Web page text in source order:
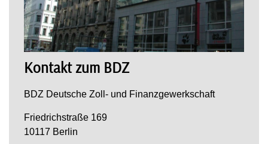
Kontakt zum BDZ
BDZ Deutsche Zoll- und Finanzgewerkschaft
Friedrichstraße 169
10117 Berlin